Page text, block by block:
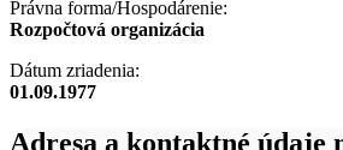
Právna forma/Hospodárenie:
Rozpočtová organizácia
Dátum zriadenia:
01.09.1977
Adresa a kontaktné údaje